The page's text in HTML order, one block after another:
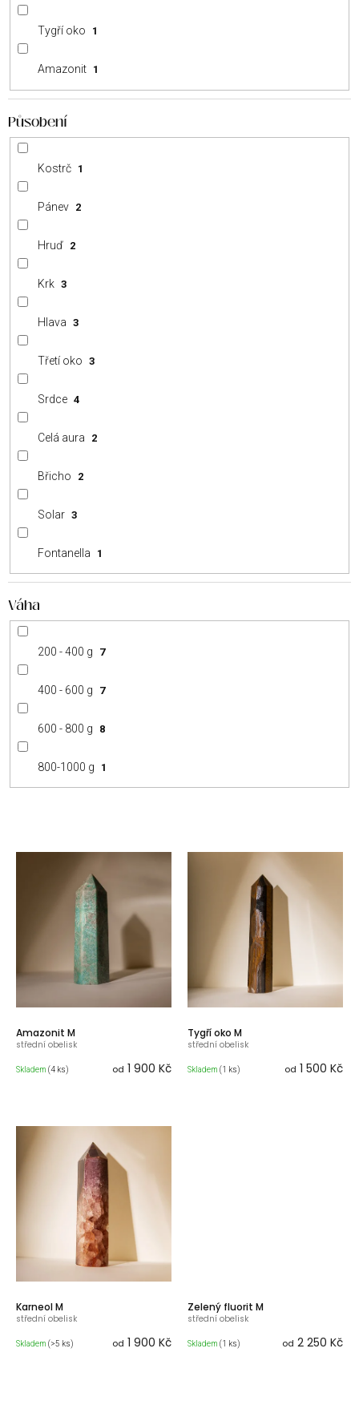
Tygří oko 1
Amazonit 1
Působení
Kostrč 1
Pánev 2
Hruď 2
Krk 3
Hlava 3
Třetí oko 3
Srdce 4
Celá aura 2
Břicho 2
Solar 3
Fontanella 1
Váha
200 - 400 g 7
400 - 600 g 7
600 - 800 g 8
800-1000 g 1
ý
d
u
k
ů
Amazonit M
střední obelisk
Skladem (4 ks) od 1 900 Kč
Tygří oko M
střední obelisk
Skladem (1 ks) od 1 500 Kč
Karneol M
střední obelisk
Skladem (>5 ks) od 1 900 Kč
Zelený fluorit M
střední obelisk
Skladem (1 ks) od 2 250 Kč